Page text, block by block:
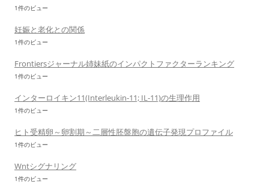
1件のビュー
妊娠と老化との関係
1件のビュー
Frontiersジャーナル姉妹紙のインパクトファクターランキング
1件のビュー
インターロイキン11(Interleukin-11; IL-11)の生理作用
1件のビュー
ヒト受精卵～卵割期～二層性胚盤胞の遺伝子発現プロファイル
1件のビュー
Wntシグナリング
1件のビュー